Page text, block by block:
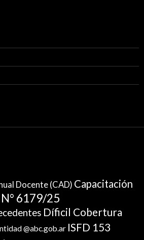
Docente (CAD) Capacitación
6179/25
Díficil Cobertura
@abc.gob.ar ISFD 153